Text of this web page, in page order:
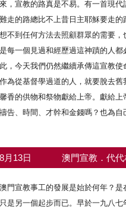
宣教的路真是不易。有一首現代
走的路總比不上昔日主耶穌要走
不到任何方法去照顧群眾的需要
每一個見過和經歷過這神蹟的人
今天我們仍然繼續承傳這宣教使
為從基督學過道的人，就要脫去
香的供物和祭物獻給上帝。獻給
告、時間、才幹和金錢嗎？也為
月13日 澳門宣教．代
門宣教事工的發展是始於何年？
是另一個起步而已。早於一九八